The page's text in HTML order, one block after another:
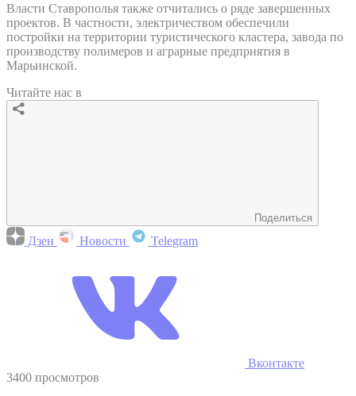
Власти Ставрополья также отчитались о ряде завершенных
проектов. В частности, электричеством обеспечили
постройки на территории туристического кластера, завода по
производству полимеров и аграрные предприятия в
Марьинской.
Читайте нас в
Поделиться
Дзен Новости Telegram
Вконтакте
3400 просмотров